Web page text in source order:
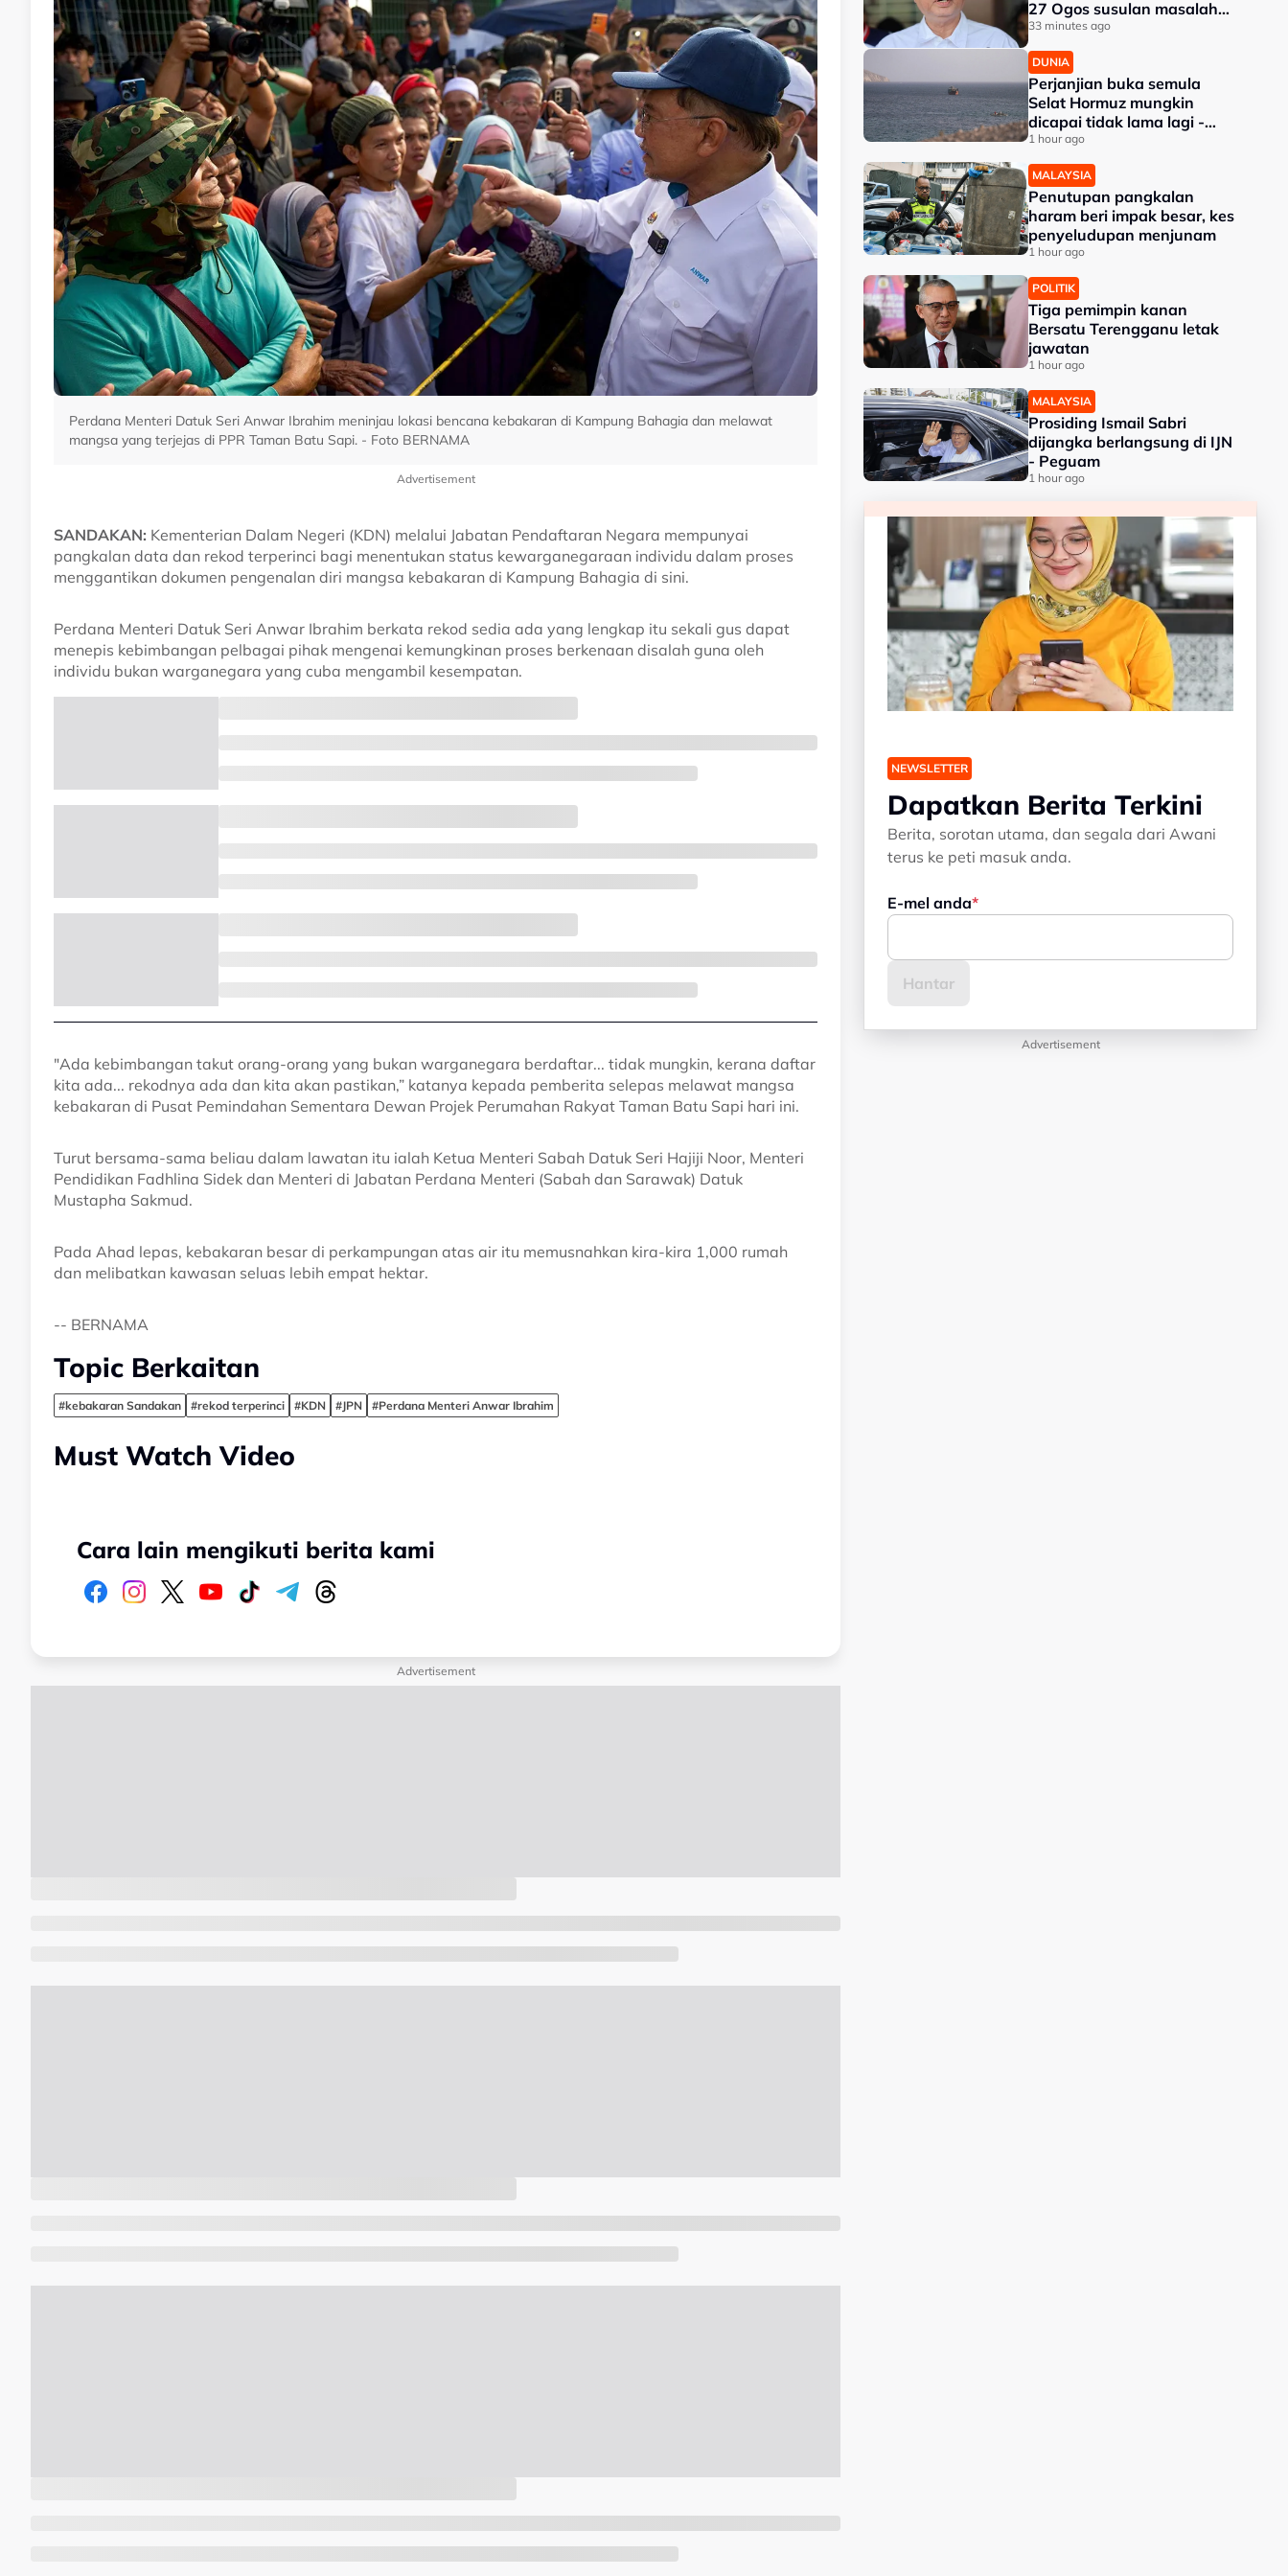
Perdana Menteri Datuk Seri Anwar Ibrahim meninjau lokasi bencana kebakaran di Kampung Bahagia dan melawat
mangsa yang terjejas di PPR Taman Batu Sapi. - Foto BERNAMA
Advertisement
SANDAKAN: Kementerian Dalam Negeri (KDN) melalui Jabatan Pendaftaran Negara mempunyai
pangkalan data dan rekod terperinci bagi menentukan status kewarganegaraan individu dalam proses
menggantikan dokumen pengenalan diri mangsa kebakaran di Kampung Bahagia di sini.
Perdana Menteri Datuk Seri Anwar Ibrahim berkata rekod sedia ada yang lengkap itu sekali gus dapat
menepis kebimbangan pelbagai pihak mengenai kemungkinan proses berkenaan disalah guna oleh
individu bukan warganegara yang cuba mengambil kesempatan.
"Ada kebimbangan takut orang-orang yang bukan warganegara berdaftar... tidak mungkin, kerana daftar
kita ada... rekodnya ada dan kita akan pastikan,” katanya kepada pemberita selepas melawat mangsa
kebakaran di Pusat Pemindahan Sementara Dewan Projek Perumahan Rakyat Taman Batu Sapi hari ini.
Turut bersama-sama beliau dalam lawatan itu ialah Ketua Menteri Sabah Datuk Seri Hajiji Noor, Menteri
Pendidikan Fadhlina Sidek dan Menteri di Jabatan Perdana Menteri (Sabah dan Sarawak) Datuk
Mustapha Sakmud.
Pada Ahad lepas, kebakaran besar di perkampungan atas air itu memusnahkan kira-kira 1,000 rumah
dan melibatkan kawasan seluas lebih empat hektar.
-- BERNAMA
Topic Berkaitan
#kebakaran Sandakan #rekod terperinci #KDN #JPN #Perdana Menteri Anwar Ibrahim
Must Watch Video
Cara lain mengikuti berita kami
Advertisement
27 Ogos susulan masalah
kesihatan
33 minutes ago
DUNIA
Perjanjian buka semula
Selat Hormuz mungkin
dicapai tidak lama lagi -
Trump
1 hour ago
MALAYSIA
Penutupan pangkalan
haram beri impak besar, kes
penyeludupan menjunam
1 hour ago
POLITIK
Tiga pemimpin kanan
Bersatu Terengganu letak
jawatan
1 hour ago
MALAYSIA
Prosiding Ismail Sabri
dijangka berlangsung di IJN
- Peguam
1 hour ago
NEWSLETTER
Dapatkan Berita Terkini
Berita, sorotan utama, dan segala dari Awani
terus ke peti masuk anda.
E-mel anda
Advertisement